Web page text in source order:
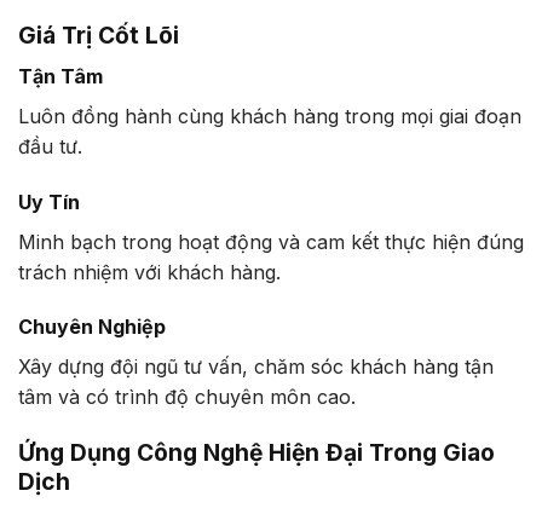
Giá Trị Cốt Lõi
Tận Tâm
Luôn đồng hành cùng khách hàng trong mọi giai đoạn
đầu tư.
Uy Tín
Minh bạch trong hoạt động và cam kết thực hiện đúng
trách nhiệm với khách hàng.
Chuyên Nghiệp
Xây dựng đội ngũ tư vấn, chăm sóc khách hàng tận
tâm và có trình độ chuyên môn cao.
Ứng Dụng Công Nghệ Hiện Đại Trong Giao
Dịch